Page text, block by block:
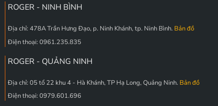
ROGER - NINH BÌNH
Địa chỉ: 478A Trần Hưng Đạo, p. Ninh Khánh, tp. Ninh Bình. Bản đồ
Điện thoại: 0961.235.835
ROGER - QUẢNG NINH
Địa chỉ: 05 tổ 22 khu 4 - Hà Khánh, TP Hạ Long, Quảng Ninh. Bản đồ
Điện thoại: 0979.601.696